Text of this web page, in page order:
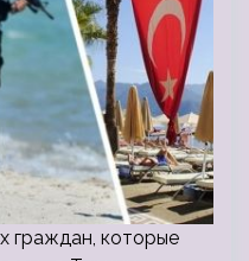
граждан, которые